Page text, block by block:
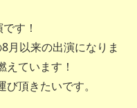
す！
月以来の出演になりま
ています！
頂きたいです。